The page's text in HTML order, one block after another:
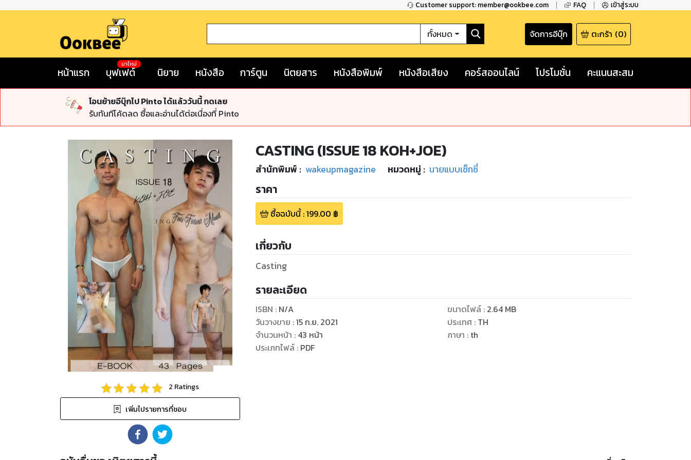
Customer support: member@ookbee.com FAQ เข้าสู่ระบบ
ทั้งหมด จัดการอีบุ๊ก ตะกร้า (0)
หน้าแรก บุฟเฟต์
มาใหม่
นิยาย หนังสือ การ์ตูน นิตยสาร หนังสือพิมพ์ หนังสือเสียง คอร์สออนไลน์ โปรโมชั่น คะแนนสะสม
โอนย้ายอีบุ๊กไป Pinto ได้แล้ววันนี้ กดเลย
รับทันทีโค้ดลด ซื้อและอ่านได้ต่อเนื่องที่ Pinto
2 Ratings
เพิ่มไปรายการที่ชอบ
CASTING (ISSUE 18 KOH+JOE)
สำนักพิมพ์ : wakeupmagazine หมวดหมู่ : นายแบบเซ็กซี่
ราคา
ซื้อฉบับนี้:199.00 ฿
เกี่ยวกับ
Casting
รายละเอียด
ISBN : N/A
วันวางขาย :15 ก.ย. 2021
จำนวนหน้า : 43 หน้า
ประเภทไฟล์: PDF
ขนาดไฟล์: 2.64 MB
ประเทศ : TH
ภาษา : th